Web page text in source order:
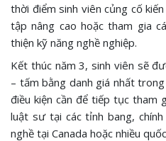
thời điểm sinh viên củng cố
tập nâng cao hoặc tham gia
thiện kỹ năng nghề nghiệp.
Kết thúc năm 3, sinh viên sẽ
– tấm bằng danh giá nhất
điều kiện cần để tiếp tục tham
luật sư tại các tỉnh bang,
nghề tại Canada hoặc nhiều